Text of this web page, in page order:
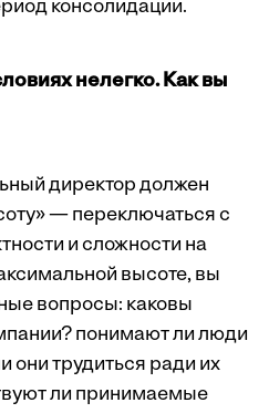
консолидации.
нелегко. Как вы
директор должен
— переключаться с
и сложности на
высоте, вы
вопросы: каковы
понимают ли люди
они трудиться ради их
ли принимаемые